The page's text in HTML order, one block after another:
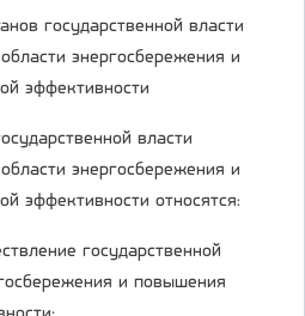
государственной власти
энергосбережения и
эффективности
власти
энергосбережения и
эффективности относятся:
государственной
и повышения